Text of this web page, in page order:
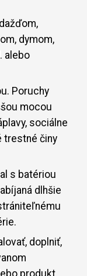
dymom,
alebo
Poruchy
mocou
sociálne
trestné činy
s batériou
dlhšie
doplniť,
produkt